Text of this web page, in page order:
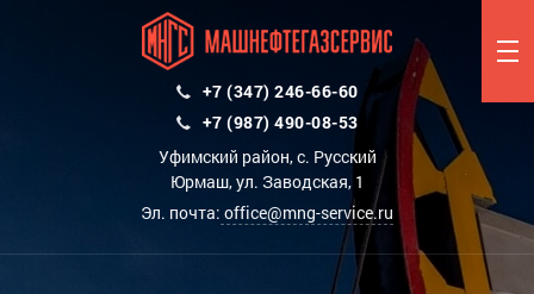
+7 (347) 246-66-60
+7 (987) 490-08-53
Уфимский район, с. Русский
Юрмаш, ул. Заводская, 1
Эл. почта: office@mng-service.ru